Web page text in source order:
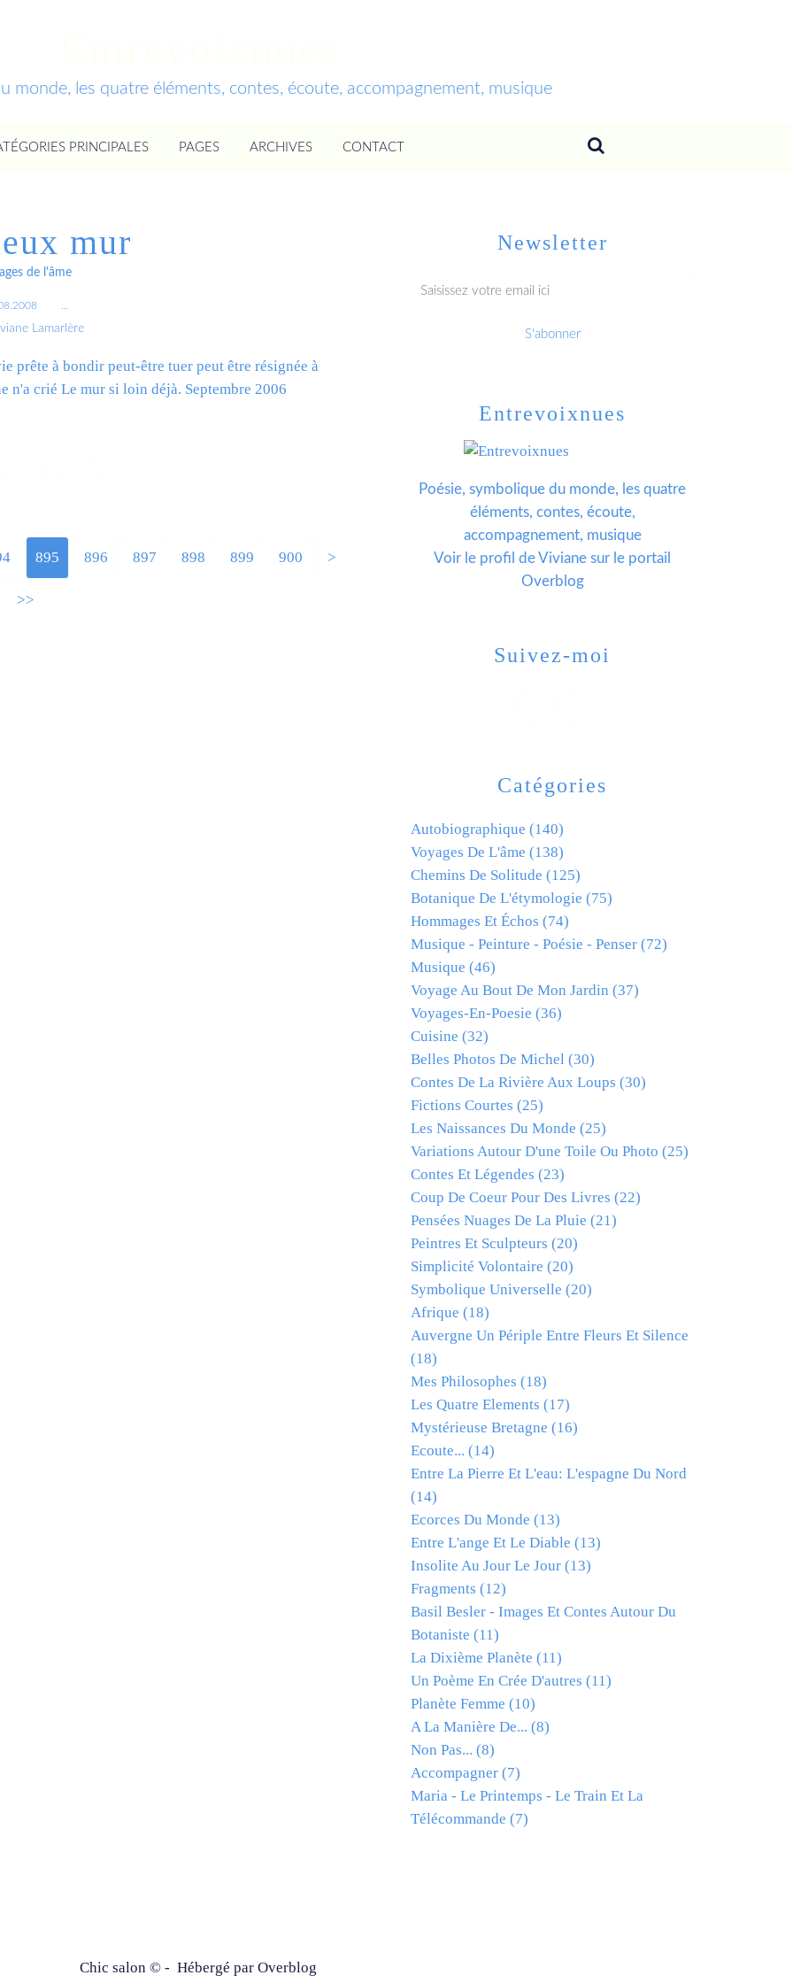
monde, les quatre éléments, contes, écoute, accompagnement, musique
PRINCIPALES PAGES ARCHIVES CONTACT
mur
de l'âme
Lamarlère
prête à bondir peut-être tuer peut être résignée à
n'a crié Le mur si loin déjà. Septembre 2006
895 896 897 898 899 900 1000
1100
1200
>
>>
Newsletter
Catégories
Autobiographique (140)
Voyages De L'âme (138)
Chemins De Solitude (125)
Botanique De L'étymologie (75)
Hommages Et Échos (74)
Musique - Peinture - Poésie - Penser (72)
Musique (46)
Voyage Au Bout De Mon Jardin (37)
Voyages-En-Poesie (36)
Cuisine (32)
Belles Photos De Michel (30)
Contes De La Rivière Aux Loups (30)
Fictions Courtes (25)
Les Naissances Du Monde (25)
Variations Autour D'une Toile Ou Photo (25)
Contes Et Légendes (23)
Coup De Coeur Pour Des Livres (22)
Pensées Nuages De La Pluie (21)
Peintres Et Sculpteurs (20)
Simplicité Volontaire (20)
Symbolique Universelle (20)
Afrique (18)
Auvergne Un Périple Entre Fleurs Et Silence
(18)
Mes Philosophes (18)
Les Quatre Elements (17)
Mystérieuse Bretagne (16)
Ecoute... (14)
Entre La Pierre Et L'eau: L'espagne Du Nord
(14)
Ecorces Du Monde (13)
Entre L'ange Et Le Diable (13)
Insolite Au Jour Le Jour (13)
Fragments (12)
Basil Besler - Images Et Contes Autour Du
Botaniste (11)
La Dixième Planète (11)
Un Poème En Crée D'autres (11)
Planète Femme (10)
A La Manière De... (8)
Non Pas... (8)
Accompagner (7)
Maria - Le Printemps - Le Train Et La
Télécommande (7)
Entrevoixnues
Poésie, symbolique du monde, les quatre
éléments, contes, écoute,
accompagnement, musique
Voir le profil deViviane sur le portail
Overblog
Suivez-moi
Chic salon © - Hébergé par Overblog